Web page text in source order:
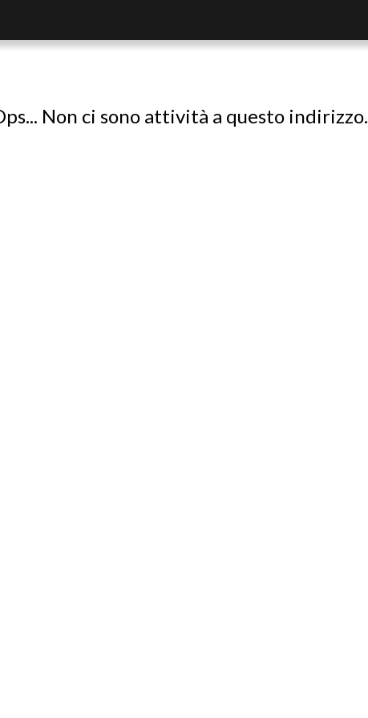
Non ci sono attività a questo indirizzo.